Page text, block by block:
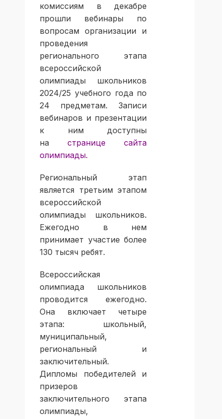
комиссиям в декабре
прошли вебинары по
вопросам организации и
проведения
регионального этапа
всероссийской
олимпиады школьников
2024/25 учебного года по
24 предметам. Записи
вебинаров и презентации
к ним доступны
настранице сайта
олимпиады.
Региональный этап
является третьим этапом
всероссийской
олимпиады школьников.
Ежегодно в нем
принимает участие более
130 тысяч ребят.
Всероссийская
олимпиада школьников
проводится ежегодно.
Она включает четыре
этапа: школьный,
муниципальный,
региональный и
заключительный.
Дипломы победителей и
призеров
заключительного этапа
олимпиады,